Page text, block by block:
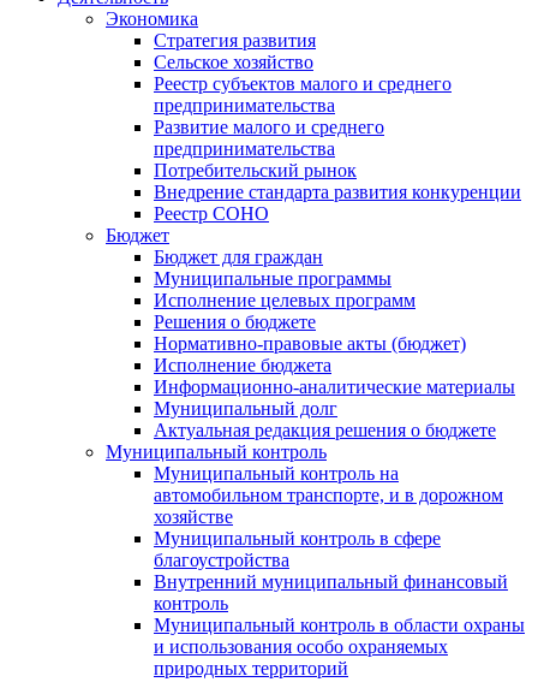
Экономика
Стратегия развития
Сельское хозяйство
Реестр субъектов малого и среднего
предпринимательства
Развитие малого и среднего
предпринимательства
Потребительский рынок
Внедрение стандарта развития конкуренции
Реестр СОНО
Бюджет
Бюджет для граждан
Муниципальные программы
Исполнение целевых программ
Решения о бюджете
Нормативно-правовые акты (бюджет)
Исполнение бюджета
Информационно-аналитические материалы
Муниципальный долг
Актуальная редакция решения о бюджете
Муниципальный контроль
Муниципальный контроль на
автомобильном транспорте, и в дорожном
хозяйстве
Муниципальный контроль в сфере
благоустройства
Внутренний муниципальный финансовый
контроль
Муниципальный контроль в области охраны
и использования особо охраняемых
природных территорий